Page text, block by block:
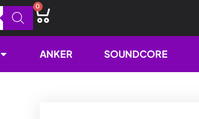
0
Cart
Open NOVEDADES
ANKER SOUNDCORE